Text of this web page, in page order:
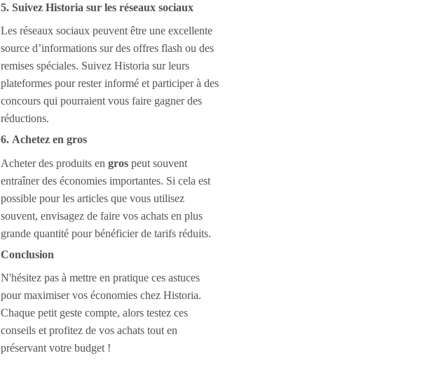
5. Suivez Historia sur les réseaux sociaux
Les réseaux sociaux peuvent être une excellente
source d’informations sur des offres flash ou des
remises spéciales. Suivez Historia sur leurs
plateformes pour rester informé et participer à des
concours qui pourraient vous faire gagner des
réductions.
6. Achetez en gros
Acheter des produits en gros peut souvent
entraîner des économies importantes. Si cela est
possible pour les articles que vous utilisez
souvent, envisagez de faire vos achats en plus
grande quantité pour bénéficier de tarifs réduits.
Conclusion
N'hésitez pas à mettre en pratique ces astuces
pour maximiser vos économies chez Historia.
Chaque petit geste compte, alors testez ces
conseils et profitez de vos achats tout en
préservant votre budget !